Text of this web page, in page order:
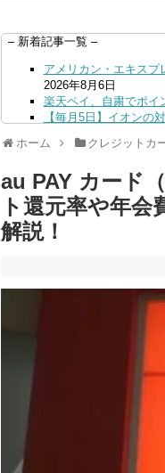
– 新着記事一覧 –
アメリカン・エキスプ
2026年8月6日
楽天ペイ、自粛でポイ
【毎月5日】イオンの
4日
三井住友カード、はま
ンも併用可 2026年8月4
ドコモSMTBネット銀
ドコモの銀行で預金
日
デジタルギフト改悪
Vポイントpay利用で
V NEOBANK改悪！
au PAY 残高チャージ
ホーム クレジットカ
au PAY カード
ト還元率や年
解説！